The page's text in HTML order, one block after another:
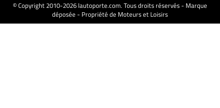
© Copyright 2010-2026 lautoporte.com. Tous droits réservés - Marque
déposée - Propriété de Moteurs et Loisirs